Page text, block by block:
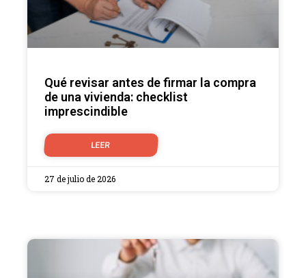
Qué revisar antes de firmar la compra
de una vivienda: checklist
imprescindible
LEER
27 de julio de 2026